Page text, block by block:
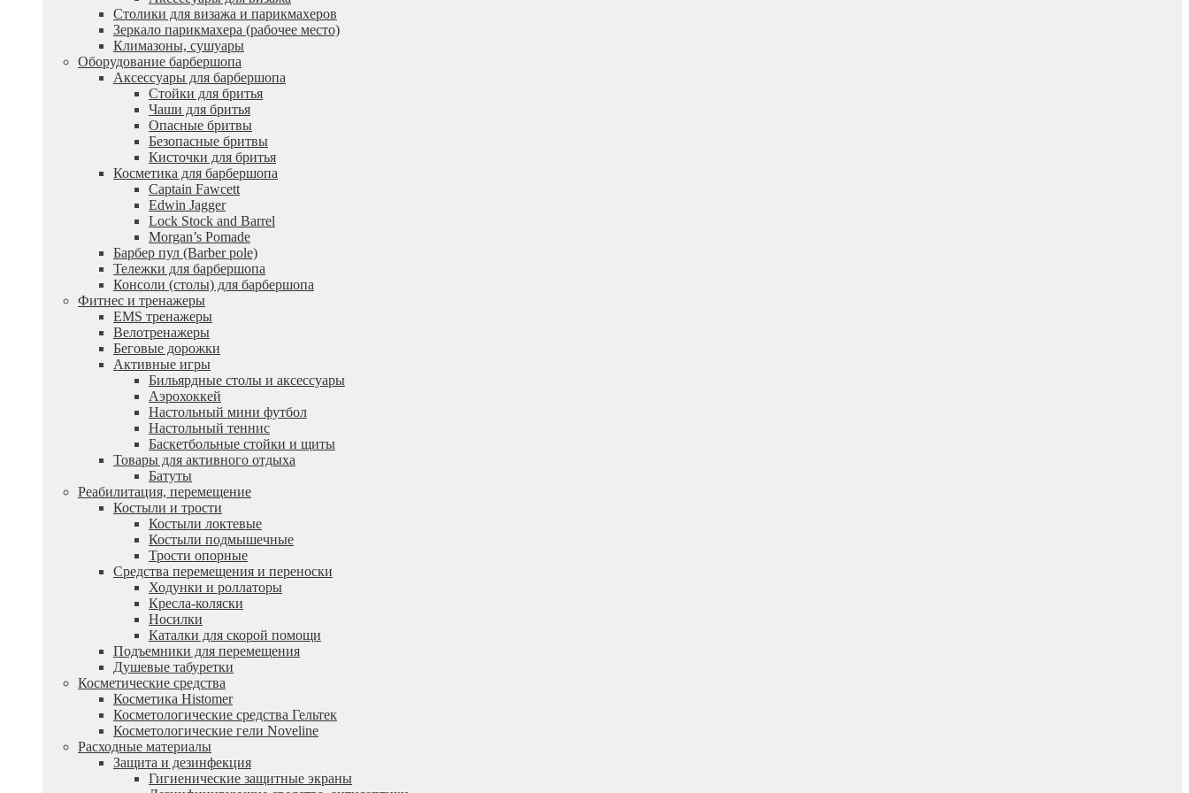
Столики для визажа и парикмахеров
Зеркало парикмахера (рабочее место)
Климазоны, сушуары
Оборудование барбершопа
Аксессуары для барбершопа
Стойки для бритья
Чаши для бритья
Опасные бритвы
Безопасные бритвы
Кисточки для бритья
Косметика для барбершопа
Captain Fawcett
Edwin Jagger
Lock Stock and Barrel
Morgan’s Pomade
Барбер пул (Barber pole)
Тележки для барбершопа
Консоли (столы) для барбершопа
Фитнес и тренажеры
EMS тренажеры
Велотренажеры
Беговые дорожки
Активные игры
Бильярдные столы и аксессуары
Аэрохоккей
Настольный мини футбол
Настольный теннис
Баскетбольные стойки и щиты
Товары для активного отдыха
Батуты
Реабилитация, перемещение
Костыли и трости
Костыли локтевые
Костыли подмышечные
Трости опорные
Средства перемещения и переноски
Ходунки и роллаторы
Кресла-коляски
Носилки
Каталки для скорой помощи
Подъемники для перемещения
Душевые табуретки
Косметические средства
Косметика Histomer
Косметологические средства Гельтек
Косметологические гели Noveline
Расходные материалы
Защита и дезинфекция
Гигиенические защитные экраны